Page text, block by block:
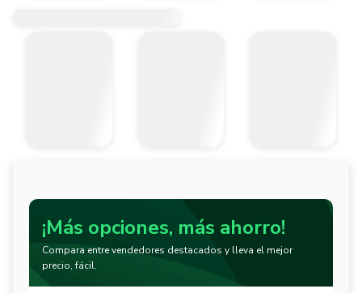
¡Más opciones, más ahorro!
Compara entre vendedores destacados y lleva el mejor
precio, fácil.